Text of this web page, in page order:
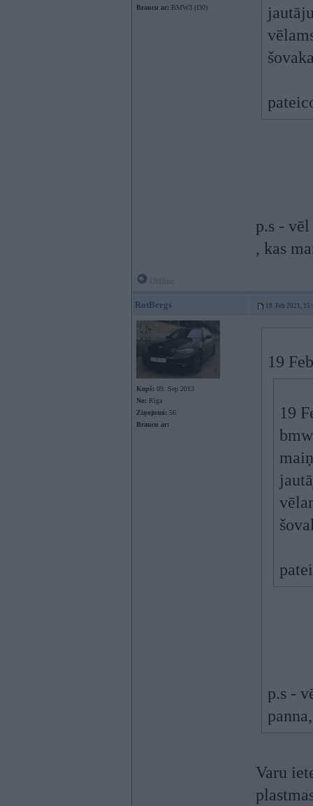
Braucu ar: BMW3 (f30)
p.s - vēl
, kas
RotBergs 19. Feb 2021,
Kopš: 09. Sep 2013
No: Rīga
Ziņojumi: 56
Braucu ar:
19
19
p.s -
Varu